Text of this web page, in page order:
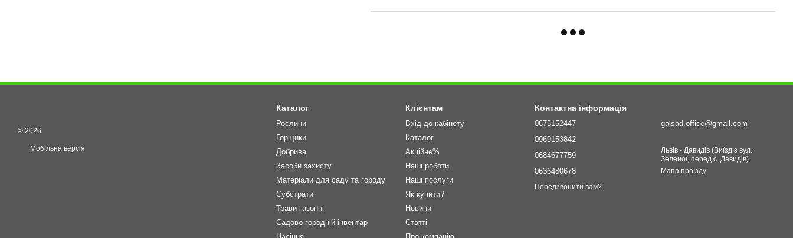
© 2026
Мобільна версія
Каталог
Рослини
Горщики
Добрива
Засоби захисту
Матеріали для саду та городу
Cубстрати
Трави газонні
Садово-городній інвентар
Клієнтам
Вхід до кабінету
Каталог
Акційне%
Наші роботи
Наші послуги
Як купити?
Новини
Статті
Контактна інформація
0675152447
0969153842
0684677759
0636480678
Передзвонити вам?
galsad.office@gmail.com
Львів - Давидів (Виїзд з вул.
Зеленої, перед с. Давидів).
Мапа проїзду